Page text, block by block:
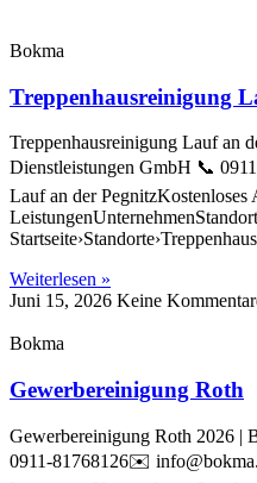
Bokma
Treppenhausreinigung
Treppenhausreinigung Lauf an
Dienstleistungen GmbH 📞
Lauf an der
Weiterlesen »
Juni 15, 2026 Keine
Bokma
Gewerbereinigung Roth
Gewerbereinigung Roth 2026 |
0911-81768126✉️